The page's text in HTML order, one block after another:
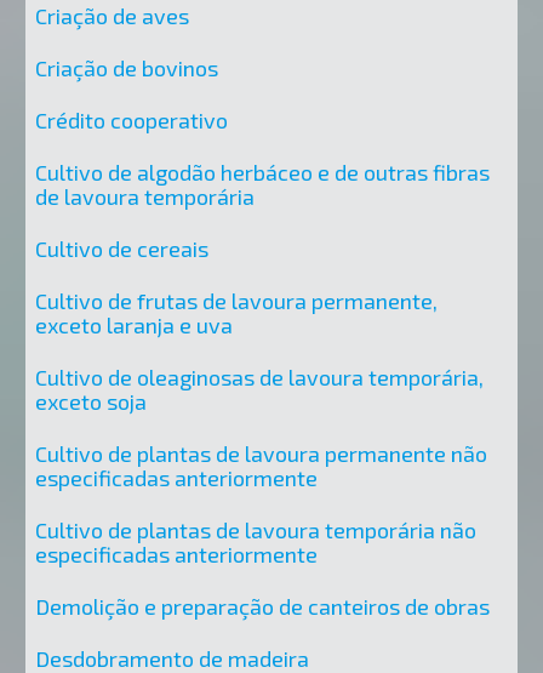
Criação de aves
Criação de bovinos
Crédito cooperativo
Cultivo de algodão herbáceo e de outras fibras
de lavoura temporária
Cultivo de cereais
Cultivo de frutas de lavoura permanente,
exceto laranja e uva
Cultivo de oleaginosas de lavoura temporária,
exceto soja
Cultivo de plantas de lavoura permanente não
especificadas anteriormente
Cultivo de plantas de lavoura temporária não
especificadas anteriormente
Demolição e preparação de canteiros de obras
Desdobramento de madeira